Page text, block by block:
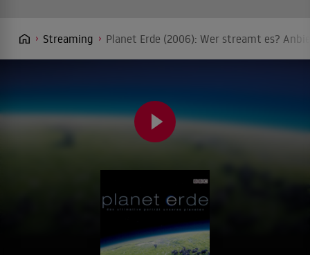
Streaming Planet Erde (2006): Wer streamt es?